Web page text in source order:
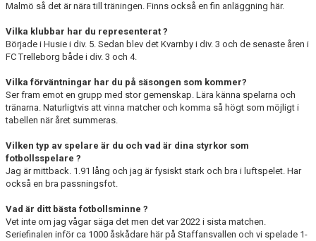
Malmö så det är nära till träningen. Finns också en fin anläggning här.
Vilka klubbar har du representerat ?
Började i Husie i div. 5. Sedan blev det Kvarnby i div. 3 och de senaste åren i
FC Trelleborg både i div. 3 och 4.
Vilka förväntningar har du på säsongen som kommer?
Ser fram emot en grupp med stor gemenskap. Lära känna spelarna och
tränarna. Naturligtvis att vinna matcher och komma så högt som möjligt i
tabellen när året summeras.
Vilken typ av spelare är du och vad är dina styrkor som
fotbollsspelare ?
Jag är mittback. 1.91 lång och jag är fysiskt stark och bra i luftspelet. Har
också en bra passningsfot.
Vad är ditt bästa fotbollsminne ?
Vet inte om jag vågar säga det men det var 2022 i sista matchen.
Seriefinalen inför ca 1000 åskådare här på Staffansvallen och vi spelade 1-